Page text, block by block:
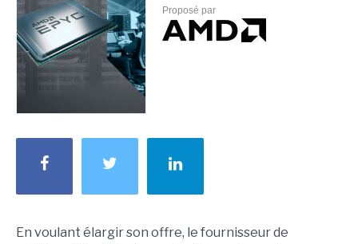
Proposé par
En voulant élargir son offre, le fournisseur de